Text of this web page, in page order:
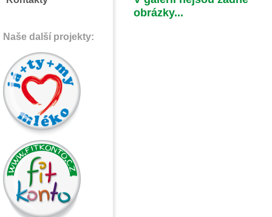
Naše další projekty:
obrázky...